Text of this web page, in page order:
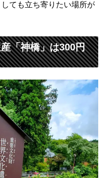
ても立ち寄りたい場所が
「神橋」は300円